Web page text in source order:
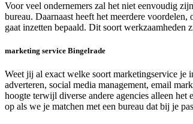
Voor veel ondernemers zal het niet eenvoudig
bureau. Daarnaast heeft het meerdere
gaat inzetten bepaald. Dit soort
marketing service Bingelrade
Weet jij al exact welke soort marketingservice je
adverteren, social media management, email
hoogte terwijl diverse andere agencies alleen
op als we je matchen met een bureau dat bij je